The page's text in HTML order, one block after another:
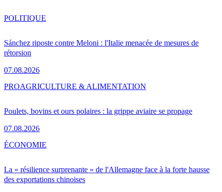
Sánchez riposte contre Meloni : l'Italie menacée de mesures de
rétorsion
07.08.2026
POLITIQUE
Poulets, bovins et ours polaires : la grippe aviaire se propage
07.08.2026
PROAGRICULTURE & ALIMENTATION
La « résilience surprenante » de l'Allemagne face à la forte hausse
des exportations chinoises
ÉCONOMIE